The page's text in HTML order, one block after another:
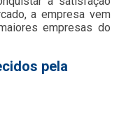
a empresa vem
empresas do
pela